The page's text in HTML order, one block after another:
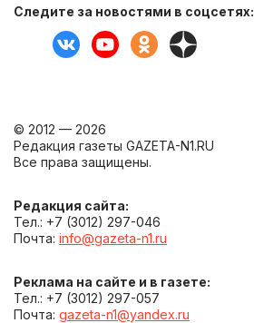
Следите за новостями в соцсетях:
© 2012 — 2026
Редакция газеты GAZETA-N1.RU
Все права защищены.
Редакция сайта:
Тел.: +7 (3012) 297-046
Почта: info@gazeta-n1.ru
Реклама на сайте и в газете:
Тел.: +7 (3012) 297-057
Почта: gazeta-n1@yandex.ru